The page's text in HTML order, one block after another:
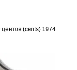
центов (cents) 1974